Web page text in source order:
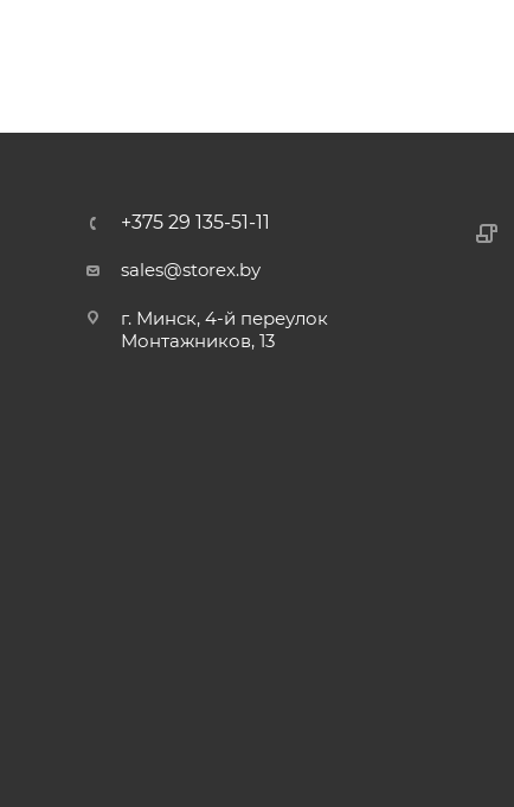
+375 29 135-51-11
sales@storex.by
г. Минск, 4-й переулок
Монтажников, 13